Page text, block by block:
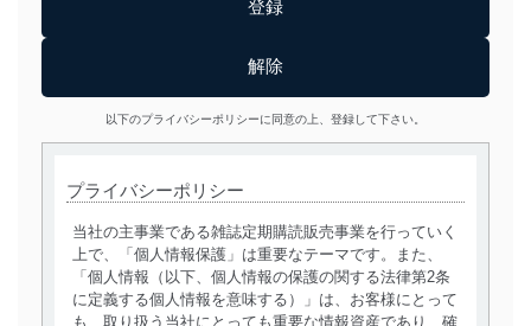
以下のプライバシーポリシーに同意の上、登録して下さい。
プライバシーポリシー
当社の主事業である雑誌定期購読販売事業を行っていく
上で、「個人情報保護」は重要なテーマです。また、
「個人情報（以下、個人情報の保護の関する法律第2条
に定義する個人情報を意味する）」は、お客様にとって
も、取り扱う当社にとっても重要な情報資産であり、確